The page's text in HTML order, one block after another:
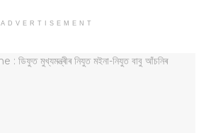
ADVERTISEMENT